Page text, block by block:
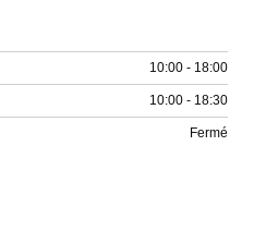
10:00 - 18:00
10:00 - 18:30
Fermé